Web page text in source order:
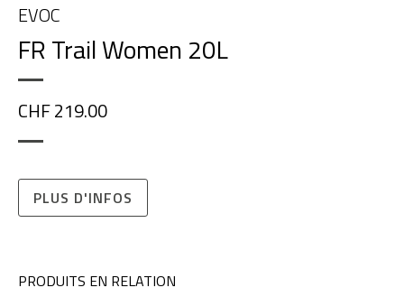
EVOC
FR Trail Women 20L
CHF 219.00
PLUS D'INFOS
PRODUITS EN RELATION